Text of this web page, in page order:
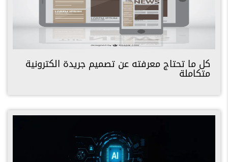
كل ما تحتاج معرفته عن تصميم جريدة الكترونية
متكاملة